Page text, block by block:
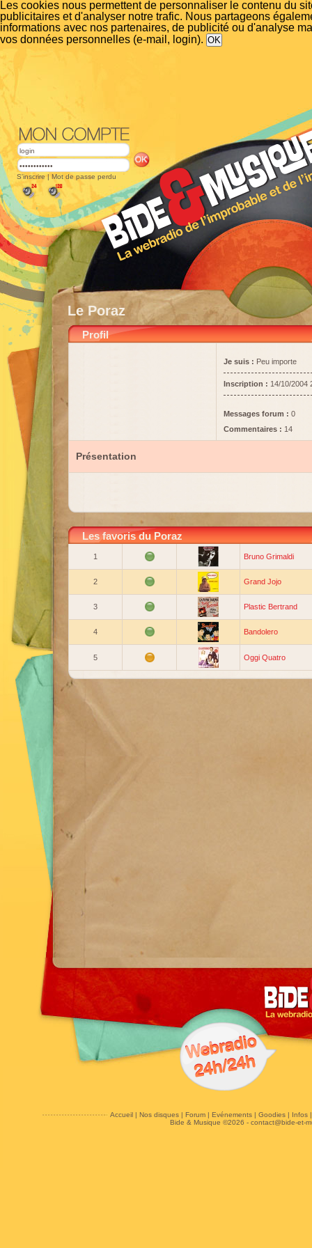
Les cookies nous permettent de personnaliser le contenu du
publicitaires et d'analyser notre trafic. Nous partageons
informations avec nos partenaires, de publicité ou d'analyse
vos données personnelles (e-mail, login).
S'inscrire | Mot de passe perdu
Le Poraz
Profil
Je suis : Peu importe
Inscription : 14/10/2004
Messages forum : 0
Commentaires : 14
Présentation
Les favoris du Poraz
1 Bruno Grimaldi
2 Grand Jojo
3 Plastic Bertrand
4 Bandolero
5 Oggi Quatro
Accueil| Nos disques| Forum| Evénements| Goodies| Infos
Bide & Musique ©2026 - contact@bide-et-